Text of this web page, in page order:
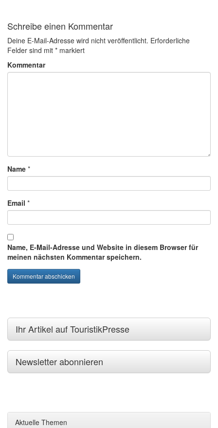
Schreibe einen Kommentar
Deine E-Mail-Adresse wird nicht veröffentlicht. Erforderliche
Felder sind mit * markiert
Kommentar
Name *
Email *
Name, E-Mail-Adresse und Website in diesem Browser für
meinen nächsten Kommentar speichern.
Ihr Artikel auf TouristikPresse
Newsletter abonnieren
Aktuelle Themen